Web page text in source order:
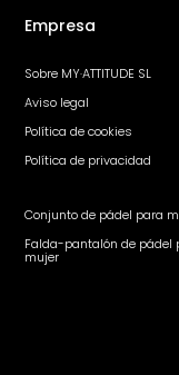
Empresa
Sobre MY·ATTITUDE SL
Aviso legal
Política de cookies
Política de privacidad
Conjunto de pádel para
Falda-pantalón de pádel
mujer